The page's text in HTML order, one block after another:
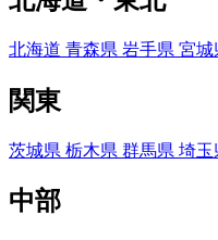
北海道 青森県 岩手県 宮城
関東
茨城県 栃木県 群馬県 埼玉
中部